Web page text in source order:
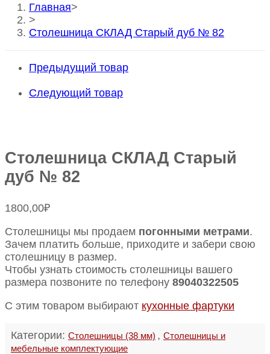
Главная>
>
Столешница СКЛАД Старый дуб № 82
Предыдущий товар
Следующий товар
Столешница СКЛАД Старый
дуб № 82
1800,00₽
Столешницы мы продаем погонными метрами.
Зачем платить больше, приходите и забери свою
столешницу в размер.
Чтобы узнать стоимость столешницы вашего
размера позвоните по телефону 89040322505
С этим товаром выбирают кухонные фартуки
Категории: Столешницы (38 мм) , Столешницы и
мебельные комплектующие